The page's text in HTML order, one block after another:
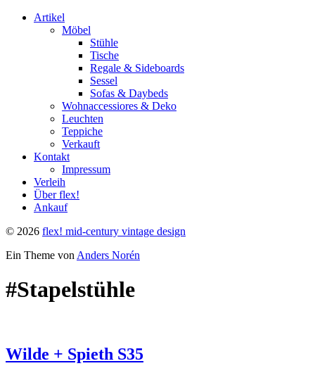
Artikel
Möbel
Stühle
Tische
Regale & Sideboards
Sessel
Sofas & Daybeds
Wohnaccessiores & Deko
Leuchten
Teppiche
Verkauft
Kontakt
Impressum
Verleih
Über flex!
Ankauf
© 2026 flex! mid-century vintage design
Ein Theme von Anders Norén
#Stapelstühle
Wilde + Spieth S35